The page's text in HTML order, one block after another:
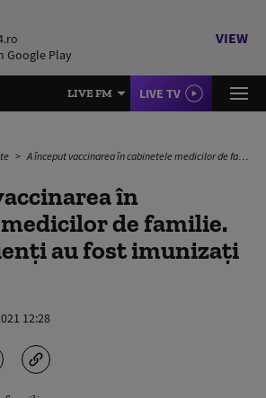
Google Play
VIEW
LIVE FM LIVE TV
A început vaccinarea în cabinetele medicilor de familie. Primii pacienți au fost imunizați în Timiș
în
de familie.
au fost imunizați
12:28